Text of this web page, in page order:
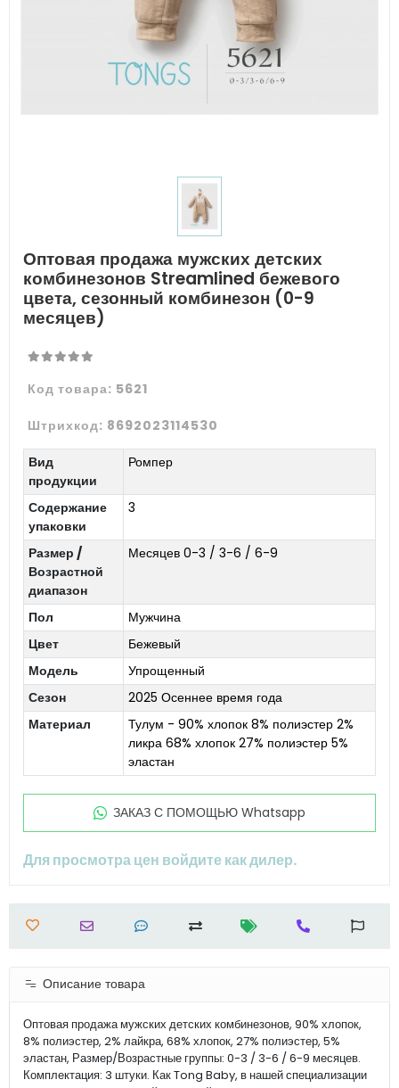
Оптовая продажа мужских детских
комбинезонов Streamlined бежевого
цвета, сезонный комбинезон (0-9
месяцев)
Код товара: 5621
Штрихкод: 8692023114530
Вид
продукции
Ромпер
Содержание
упаковки
3
Размер /
Возрастной
диапазон
Месяцев 0-3 / 3-6 / 6-9
Пол
Мужчина
Цвет
Бежевый
Модель
Упрощенный
Сезон
2025 Осеннее время года
Материал
Тулум - 90% хлопок 8% полиэстер 2%
ликра 68% хлопок 27% полиэстер 5%
эластан
ЗАКАЗ С ПОМОЩЬЮ Whatsapp
Для просмотра цен войдите как дилер.
Описание товара
Оптовая продажа мужских детских комбинезонов, 90% хлопок,
8% полиэстер, 2% лайкра, 68% хлопок, 27% полиэстер, 5%
эластан, Размер/Возрастные группы: 0-3 / 3-6 / 6-9 месяцев.
Комплектация: 3 штуки. Как Tong Baby, в нашей специализации